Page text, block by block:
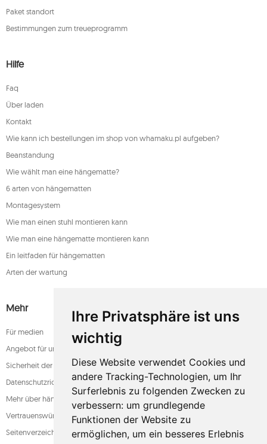
Ihre Privatsphäre ist uns
wichtig
Diese Website verwendet Cookies und
andere Tracking-Technologien, um Ihr
Surferlebnis zu folgenden Zwecken zu
verbessern: um grundlegende
Funktionen der Website zu
ermöglichen, um ein besseres Erlebnis
Paket standort
Bestimmungen zum treueprogramm
Hilfe
Faq
Über laden
Kontakt
Wie kann ich bestellungen im shop von whamaku.pl aufgeben?
Beanstandung
Wie wählt man eine hängematte?
6 arten von hängematten
Montagesystem
Wie man einen stuhl montieren kann
Wie man eine hängematte montieren kann
Ein leitfaden für hängematten
Arten der wartung
Mehr
Für medien
Angebot für unternehmen
Sicherheit der zahlung
Datenschutzrichtlinie
Mehr über hängematten
Vertrauenswürdiger laden
Seitenverzeichnis